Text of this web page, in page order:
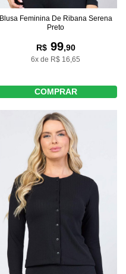
Blusa Feminina De Ribana Serena
Preto
R$99,90
6x de R$ 16,65
COMPRAR